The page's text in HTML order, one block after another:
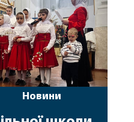
Новини